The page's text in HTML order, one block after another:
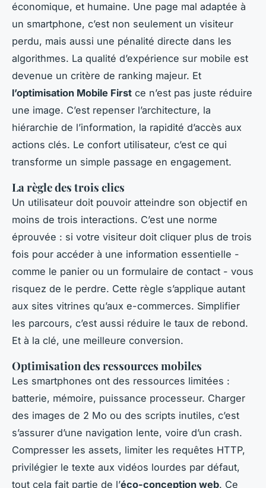
économique, et humaine. Une page mal adaptée à
un smartphone, c’est non seulement un visiteur
perdu, mais aussi une pénalité directe dans les
algorithmes. La qualité d’expérience sur mobile est
devenue un critère de ranking majeur. Et
l’optimisation Mobile First ce n’est pas juste réduire
une image. C’est repenser l’architecture, la
hiérarchie de l’information, la rapidité d’accès aux
actions clés. Le confort utilisateur, c’est ce qui
transforme un simple passage en engagement.
La règle des trois clics
Un utilisateur doit pouvoir atteindre son objectif en
moins de trois interactions. C’est une norme
éprouvée : si votre visiteur doit cliquer plus de trois
fois pour accéder à une information essentielle -
comme le panier ou un formulaire de contact - vous
risquez de le perdre. Cette règle s’applique autant
aux sites vitrines qu’aux e-commerces. Simplifier
les parcours, c’est aussi réduire le taux de rebond.
Et à la clé, une meilleure conversion.
Optimisation des ressources mobiles
Les smartphones ont des ressources limitées :
batterie, mémoire, puissance processeur. Charger
des images de 2 Mo ou des scripts inutiles, c’est
s’assurer d’une navigation lente, voire d’un crash.
Compresser les assets, limiter les requêtes HTTP,
privilégier le texte aux vidéos lourdes par défaut,
tout cela fait partie de l’éco-conception web. Ce